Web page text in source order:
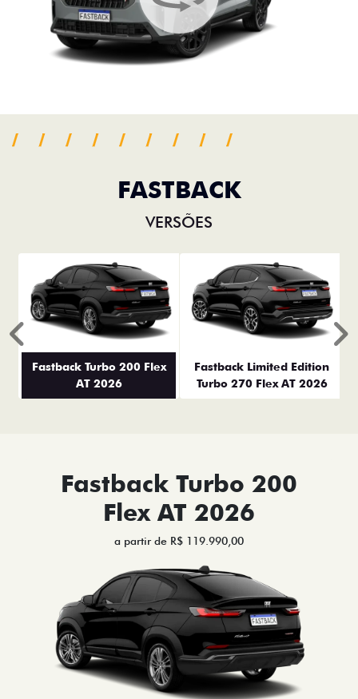
FASTBACK
VERSÕES
Fastback Turbo 200 Flex
AT 2026
Fastback Limited Edition
Turbo 270 Flex AT 2026
Anterior
Fastback Turbo 200
Flex AT 2026
a partir de R$ 119.990,00